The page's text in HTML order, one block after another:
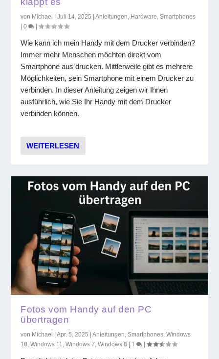
von Michael |Juli 14, 2025 |Anleitungen, Hardware,Smartphones
|0 |
Wie kann ich mein Handy mit dem Drucker verbinden?
Immer mehr Menschen möchten direkt vom
Smartphone aus drucken. Mittlerweile gibt es mehrere
Möglichkeiten, sein Smartphone mit einem Drucker zu
verbinden. In dieser Anleitung zeigen wir Ihnen
ausführlich, wie Sie Ihr Handy mit dem Drucker
verbinden können.
WEITERLESEN
Fotos vom Handy auf den PC
übertragen
von Michael |Apr. 5, 2025 |Anleitungen ,Smartphones ,Windows
10 ,Windows 11 ,Windows 7 ,Windows 8 | 1 |